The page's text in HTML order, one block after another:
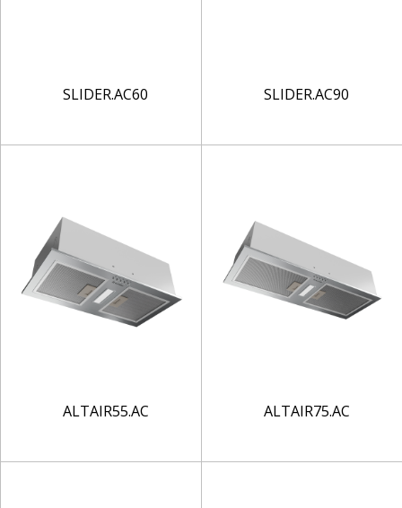
SLIDER.AC60 SLIDER.AC90
ALTAIR55.AC ALTAIR75.AC